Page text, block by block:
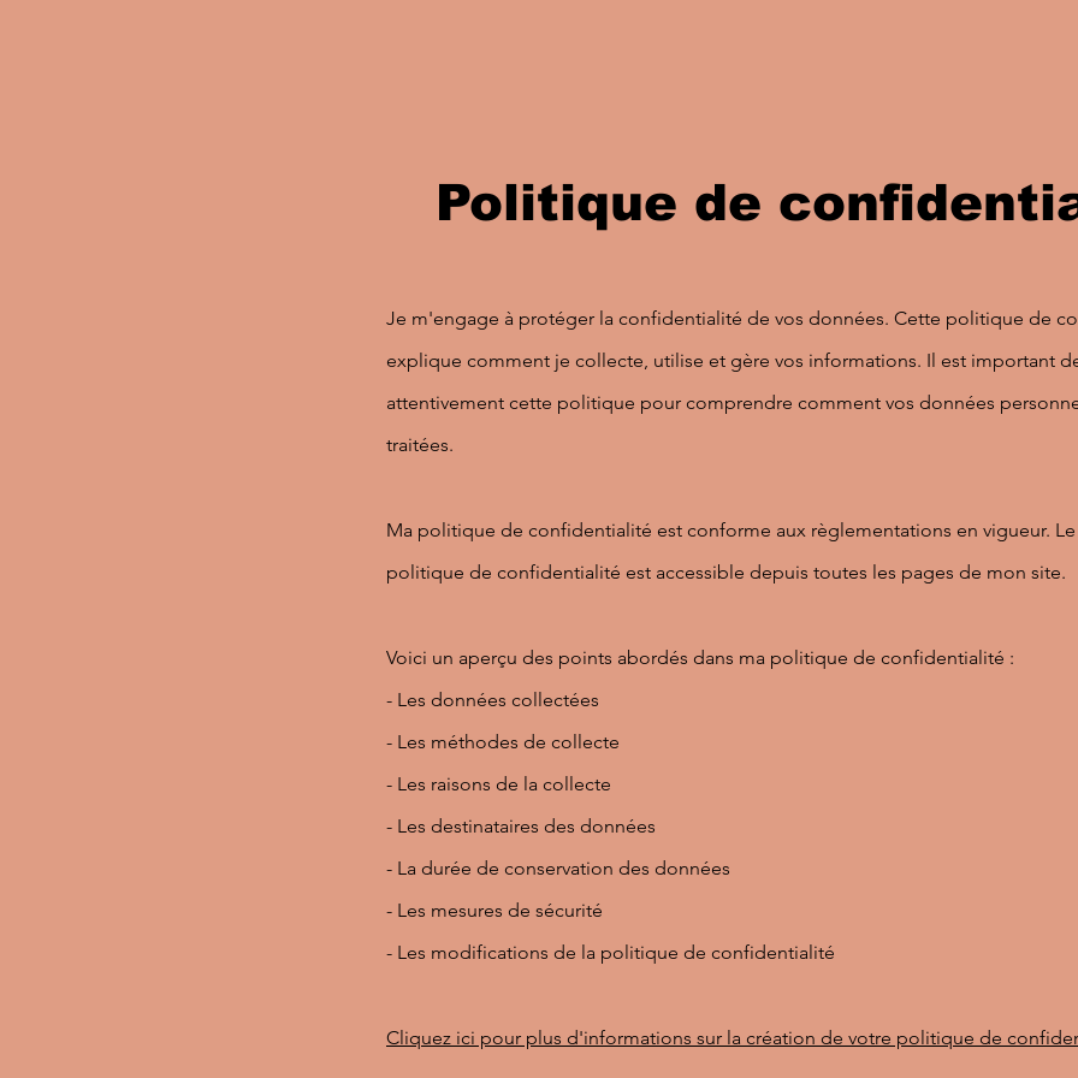
Politique de
Je m'engage à protéger la confidentialité de vos données. Cette politique de
explique comment je collecte, utilise et gère vos informations. Il est important
attentivement cette politique pour comprendre comment vos données
traitées.
Ma politique de confidentialité est conforme aux règlementations en vigueur. Le
politique de confidentialité est accessible depuis toutes les pages de mon site.
Voici un aperçu des points abordés dans ma politique de confidentialité :
- Les données collectées
- Les méthodes de collecte
- Les raisons de la collecte
- Les destinataires des données
- La durée de conservation des données
- Les mesures de sécurité
- Les modifications de la politique de confidentialité
Cliquez ici pour plus d'informations sur la création de votre politique de